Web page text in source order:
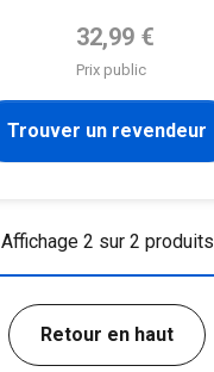
Prix de base
32,99 €
Prix public
Trouver un revendeur
Affichage 2 sur 2 produits
Retour en haut